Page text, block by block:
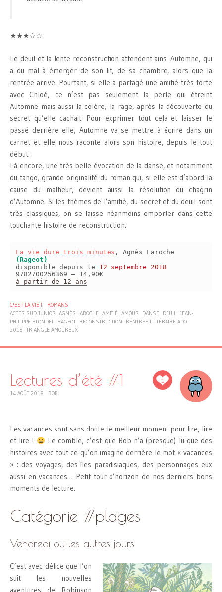
★★★☆☆
Le deuil et la lente reconstruction attendent ainsi Automne, qui
a du mal à émerger de son lit, de sa chambre, alors que la
rentrée arrive. Pourtant, si elle a partagé une amitié très forte
avec Chloé, ce n’est pas seulement la perte qui étreint
Automne mais aussi la colère, la rage, après la découverte du
secret qu’elle cachait. Pour exprimer tout cela et laisser le
passé derrière elle, Automne va se mettre à écrire dans un
carnet et elle nous raconte alors son histoire, depuis le tout
début.
Là encore, une très belle évocation de la danse, et notamment
du tango, grande originalité du roman qui, si elle est d’abord la
cause du malheur, devient aussi la résolution du chagrin
d’Automne. Si les thèmes de l’amitié, du secret et du deuil sont
très classiques, on se laisse néanmoins emporter dans cette
touchante histoire de reconstruction.
La vie dure trois minutes , Agnès Laroche
(Rageot)
disponible depuis le 12 septembre 2018
9782700256369 – 14,90€
à partir de 12 ans
C'EST LA VIE !
ROMANS
ACTES SUD JUNIOR AGNÈS LAROCHE AMITIÉ AMOUR DANSE DEUIL JEAN-
PHILIPPE BLONDEL RAGEOT RECONSTRUCTION
RENTRÉE LITTÉRAIRE ADO
2018 TRIANGLE AMOUREUX
1
Lectures d’été #1
14 AOÛT 2018 BOB
Les vacances sont sans doute le meilleur moment pour lire, lire
et lire !
Le comble, c’est que Bob n’a (presque) lu que des
histoires avec tout ce qu’on imagine derrière le mot « vacances
» : des voyages, des îles paradisiaques, des personnages eux
aussi en vacances… Petit tour d’horizon de nos derniers bons
moments de lecture.
Catégorie #plages
Vendredi ou les autres jours
C’est avec délice que l’on
suit les nouvelles
aventures de Robinson